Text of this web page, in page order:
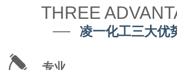
THREE
凌一化工三大优
专业